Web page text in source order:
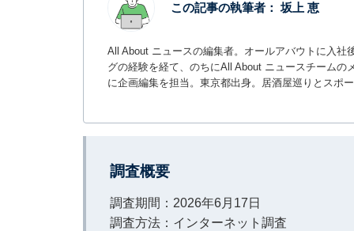
この記事の執筆者： 坂上 恵
All About ニュースの編集者。オールアバウトに入
グの経験を経て、のちにAll About ニュースチーム
に企画編集を担当。東京都出身。居酒屋巡りとスポ
調査概要
調査期間：2026年6月17日
調査方法：インターネット調査